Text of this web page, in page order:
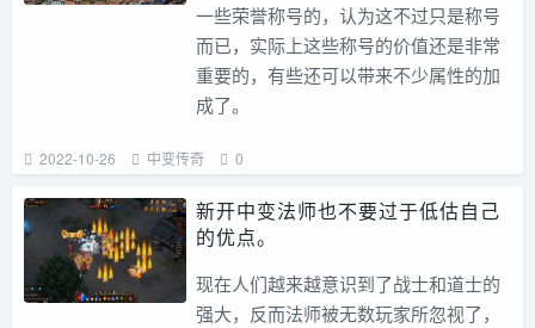
一些荣誉称号的，认为这不过只是称号
而已，实际上这些称号的价值还是非常
重要的，有些还可以带来不少属性的加
成了。
2022-10-26 中变传奇 0
新开中变法师也不要过于低估自己
的优点。
现在人们越来越意识到了战士和道士的
强大，反而法师被无数玩家所忽视了，